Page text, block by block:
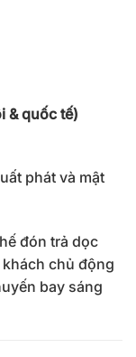
& quốc tế)
phát và mật
đón trả dọc
chủ động
bay sáng